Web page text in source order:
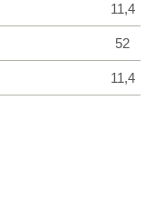
11,4
52
11,4